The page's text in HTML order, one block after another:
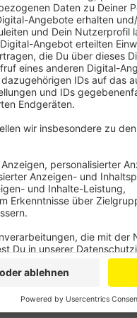
Am Freitagabend (25. Juli)
zwei Motorradfahrer ums
Motorräder frontal
Einer der Fahrer konnte
20-jähriger Mann.
vorausgegangen sein.
Bei dem Unfall wurde
Beifahrerin erlitten einen
Die Ermittlungen zur
Anzeige